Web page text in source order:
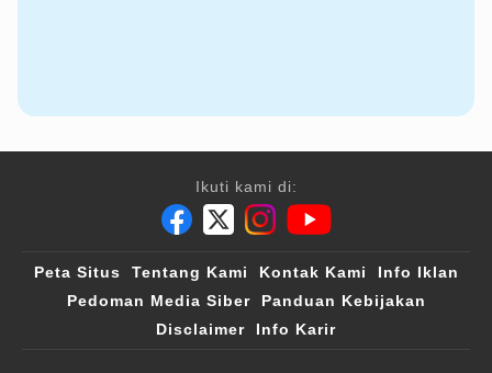
Ikuti kami di:
Peta Situs Tentang Kami Kontak Kami
Info Iklan
Pedoman Media Siber
Panduan Kebijakan
Disclaimer
Info Karir